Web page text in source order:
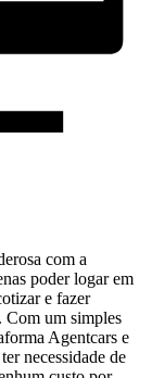
com a
poder logar em
e fazer
Com um simples
Agentcars e
necessidade de